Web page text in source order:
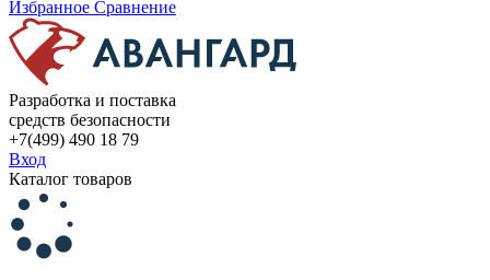
Избранное Сравнение
Разработка и поставка
средств безопасности
+7(499) 490 18 79
Вход
Каталог товаров